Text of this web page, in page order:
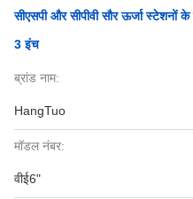
सीएसपी और सीपीवी सौर ऊर्जा स्टेशनों
3 इंच
ब्रांड नाम:
HangTuo
मॉडल नंबर:
वीई6"